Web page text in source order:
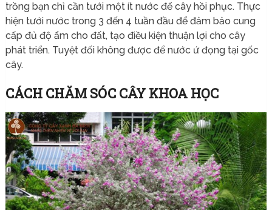
trồng bạn chỉ cần tưới một ít nước để cây hồi phục. Thực
hiện tưới nước trong 3 đến 4 tuần đầu để đảm bảo cung
cấp đủ độ ẩm cho đất, tạo điều kiện thuận lợi cho cây
phát triển. Tuyệt đối không được để nước ứ đọng tại gốc
cây.
CÁCH CHĂM SÓC CÂY KHOA HỌC